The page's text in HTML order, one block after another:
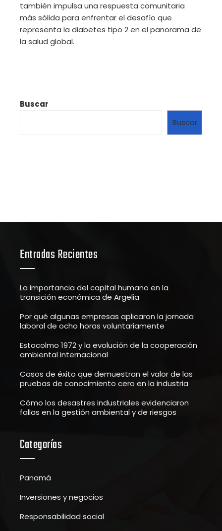
también impulsa una respuesta comunitaria
más sólida para enfrentar el desafío que
representa la diabetes tipo 2 en el panorama de
la salud global.
Buscar
Buscar
Entradas Recientes
La importancia del capital humano en la
transición económica de Argelia
Por qué algunas empresas aplicaron la jornada
laboral de ocho horas voluntariamente
Estocolmo 1972 y la evolución de la cooperación
ambiental internacional
Casos de éxito que demuestran el valor de las
pruebas de conocimiento cero en la industria
Cómo los desastres industriales evidenciaron
fallas en la gestión ambiental y de riesgos
Categorías
Panamá
Inversiones y negocios
Responsabilidad social